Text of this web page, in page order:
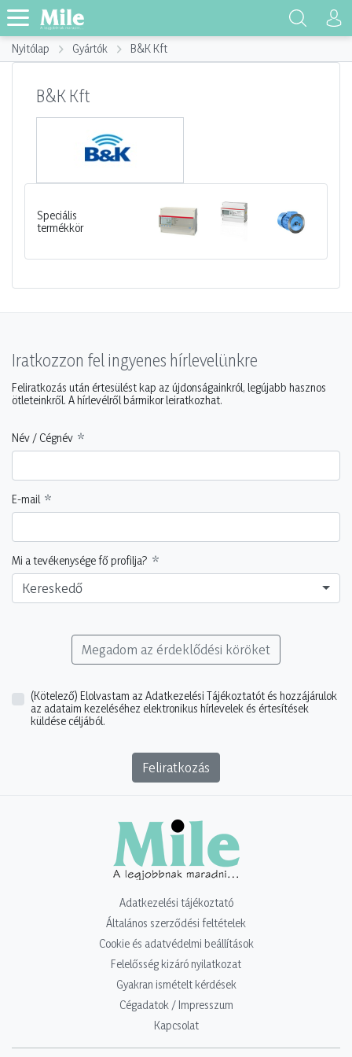
Nyitólap Gyártók B&K Kft
B&K Kft
Speciális
termékkör
Iratkozzon fel ingyenes hírlevelünkre
Feliratkozás után értesülést kap az újdonságainkról, legújabb hasznos
ötleteinkről. A hírlevélről bármikor leiratkozhat.
Név / Cégnév
E-mail
Mi a tevékenysége fő profilja?
Kereskedő
Megadom az érdeklődési köröket
(Kötelező) Elolvastam az Adatkezelési Tájékoztatót és hozzájárulok
az adataim kezeléséhez elektronikus hírlevelek és értesítések
küldése céljából.
Feliratkozás
Adatkezelési tájékoztató
Általános szerződési feltételek
Cookie és adatvédelmi beállítások
Felelősség kizáró nyilatkozat
Gyakran ismételt kérdések
Cégadatok / Impresszum
Kapcsolat